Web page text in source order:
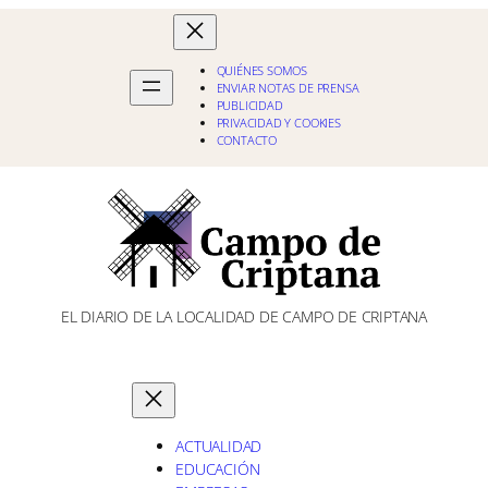
QUIÉNES SOMOS
ENVIAR NOTAS DE PRENSA
PUBLICIDAD
PRIVACIDAD Y COOKIES
CONTACTO
EL DIARIO DE LA LOCALIDAD DE CAMPO DE CRIPTANA
ACTUALIDAD
EDUCACIÓN